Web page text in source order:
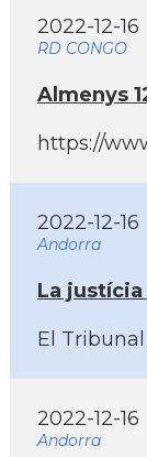
2022-12-16
RD CONGO
Almenys
https://
2022-12-16
Andorra
La
El
2022-12-16
Andorra